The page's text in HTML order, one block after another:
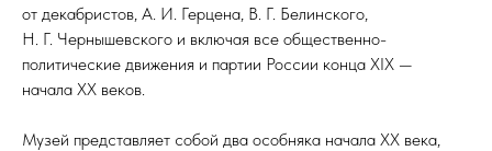
от декабристов, А. И. Герцена, В. Г. Белинского,
Н. Г. Чернышевского и включая все общественно-
политические движения и партии России конца XIX —
начала XX веков.
Музей представляет собой два особняка начала XX века,